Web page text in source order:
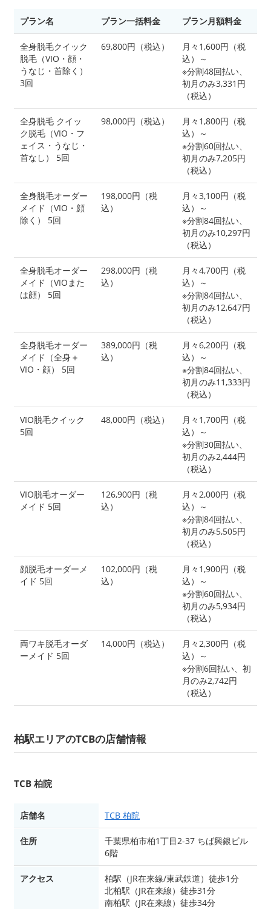
プラン名 プラン一括料金 プラン月額料金
全身脱毛クイック
脱毛（VIO・顔・
うなじ・首除く）
3回
69,800円（税込）
月々1,600円（税
込）～
※分割48回払い、
初月のみ3,331円
（税込）
全身脱毛 クイッ
ク脱毛（VIO・フ
ェイス・うなじ・
首なし） 5回
98,000円（税込）
月々1,800円（税
込）～
※分割60回払い、
初月のみ7,205円
（税込）
全身脱毛オーダー
メイド（VIO・顔
除く） 5回
198,000円（税
込）
月々3,100円（税
込）～
※分割84回払い、
初月のみ10,297円
（税込）
全身脱毛オーダー
メイド（VIOまた
は顔） 5回
298,000円（税
込）
月々4,700円（税
込）～
※分割84回払い、
初月のみ12,647円
（税込）
全身脱毛オーダー
メイド（全身＋
VIO・顔） 5回
389,000円（税
込）
月々6,200円（税
込）～
※分割84回払い、
初月のみ11,333円
（税込）
VIO脱毛クイック
5回
48,000円（税込）
月々1,700円（税
込）～
※分割30回払い、
初月のみ2,444円
（税込）
VIO脱毛オーダー
メイド 5回
126,900円（税
込）
月々2,000円（税
込）～
※分割84回払い、
初月のみ5,505円
（税込）
顔脱毛オーダーメ
イド 5回
102,000円（税
込）
月々1,900円（税
込）～
※分割60回払い、
初月のみ5,934円
（税込）
両ワキ脱毛オーダ
ーメイド 5回
14,000円（税込）
月々2,300円（税
込）～
※分割6回払い、初
月のみ2,742円
（税込）
柏駅エリアのTCBの店舗情報
TCB 柏院
店舗名 TCB 柏院
住所
千葉県柏市柏1丁目2-37 ちば興銀ビル
6階
アクセス
柏駅（JR在来線/東武鉄道）徒歩1分
北柏駅（JR在来線）徒歩31分
南柏駅（JR在来線）徒歩34分